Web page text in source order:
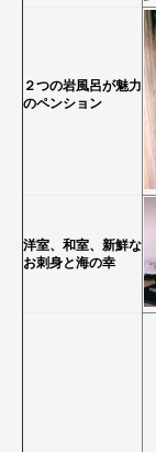
２つの岩風呂が魅力
のペンション
洋室、和室、新鮮な
お刺身と海の幸